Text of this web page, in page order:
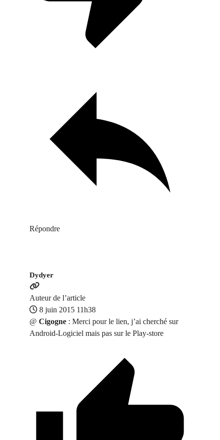
Répondre
Dydyer
Auteur de l’article
8 juin 2015 11h38
@ Cigogne : Merci pour le lien, j’ai cherché sur
Android-Logiciel mais pas sur le Play-store